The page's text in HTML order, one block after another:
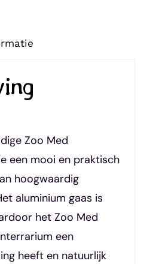
Zoo Med
een mooi en praktisch
hoogwaardig
aluminium gaas is
het Zoo Med
een
heeft en natuurlijk